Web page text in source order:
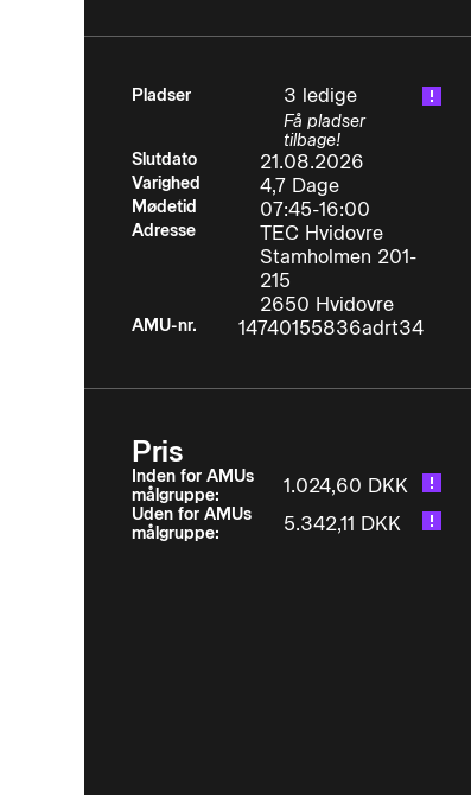
Pladser 3 ledige
Få pladser
tilbage!
Slutdato
21.08.2026
Varighed 4,7 Dage
Mødetid 07:45-16:00
Adresse
TEC Hvidovre
Stamholmen 201-
215
2650 Hvidovre
AMU-nr. 14740155836adrt34
Pris
Inden for AMUs
målgruppe:
1.024,60 DKK
Uden for AMUs
målgruppe:
5.342,11 DKK